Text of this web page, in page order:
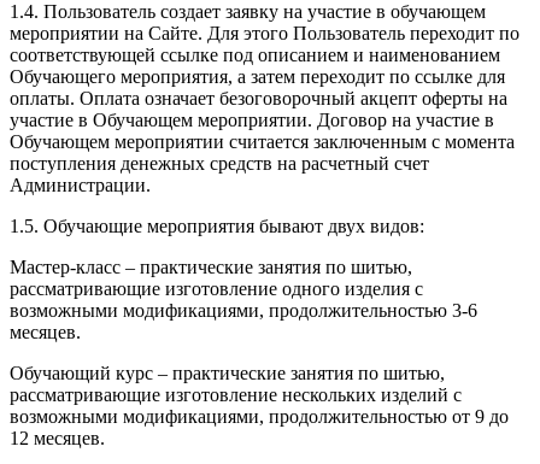
1.4. Пользователь создает заявку на участие в обучающем
мероприятии на Сайте. Для этого Пользователь переходит по
соответствующей ссылке под описанием и наименованием
Обучающего мероприятия, а затем переходит по ссылке для
оплаты. Оплата означает безоговорочный акцепт оферты на
участие в Обучающем мероприятии. Договор на участие в
Обучающем мероприятии считается заключенным с момента
поступления денежных средств на расчетный счет
Администрации.
1.5. Обучающие мероприятия бывают двух видов:
Мастер-класс – практические занятия по шитью,
рассматривающие изготовление одного изделия с
возможными модификациями, продолжительностью 3-6
месяцев.
Обучающий курс – практические занятия по шитью,
рассматривающие изготовление нескольких изделий с
возможными модификациями, продолжительностью от 9 до
12 месяцев.